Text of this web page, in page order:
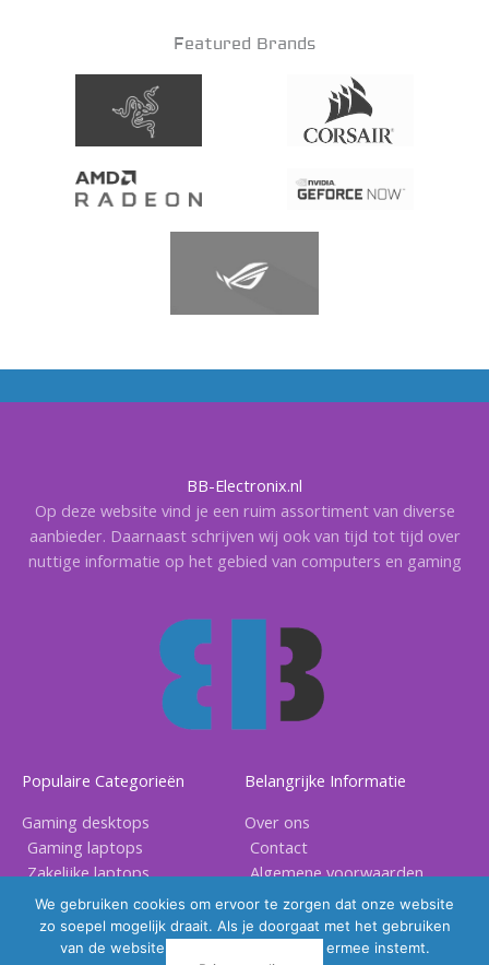
Featured Brands
BB-Electronix.nl
Op deze website vind je een ruim assortiment van diverse
aanbieder. Daarnaast schrijven wij ook van tijd tot tijd over
nuttige informatie op het gebied van computers en gaming
Populaire Categorieën
Gaming desktops
Gaming laptops
Zakelijke laptops
Gaming accessoires
Belangrijke Informatie
Over ons
Contact
Algemene voorwaarden
Privacy voorwaarden
We gebruiken cookies om ervoor te zorgen dat onze website
zo soepel mogelijk draait. Als je doorgaat met het gebruiken
van de website, gaan we er vanuit dat ermee instemt.